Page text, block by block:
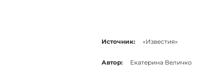
Источник: «Известия»
Автор: Екатерина Величко